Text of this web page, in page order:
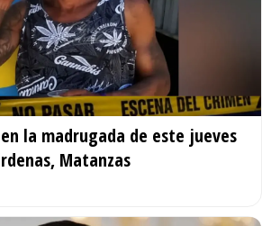
la madrugada de este jueves
Matanzas